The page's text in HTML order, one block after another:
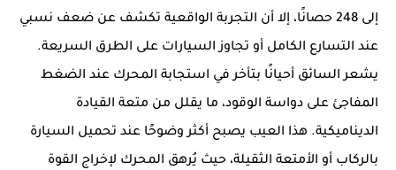
إلى 248 حصانًا، إلا أن التجربة الواقعية تكشف عن ضعف نسبي
عند التسارع الكامل أو تجاوز السيارات على الطرق السريعة.
يشعر السائق أحيانًا بتأخر في استجابة المحرك عند الضغط
المفاجئ على دواسة الوقود، ما يقلل من متعة القيادة
الديناميكية. هذا العيب يصبح أكثر وضوحًا عند تحميل السيارة
بالركاب أو الأمتعة الثقيلة، حيث يُرهق المحرك لإخراج القوة